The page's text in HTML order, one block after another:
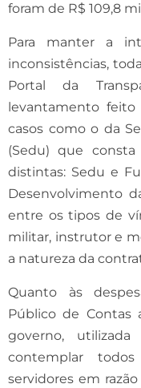
foram de R$ 109,8
Para manter a
inconsistências,
Portal da
levantamento
casos como o da
(Sedu) que
distintas: Sedu e
Desenvolvimento
entre os tipos de
militar, instrutor e
a natureza da
Quanto às
Público de Contas
governo,
contemplar
servidores em